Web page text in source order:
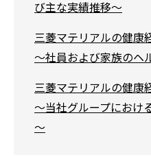
び主な実績推移～
三菱マテリアルの健
～社員および家族のヘ
三菱マテリアルの健
～当社グループにおけ
～